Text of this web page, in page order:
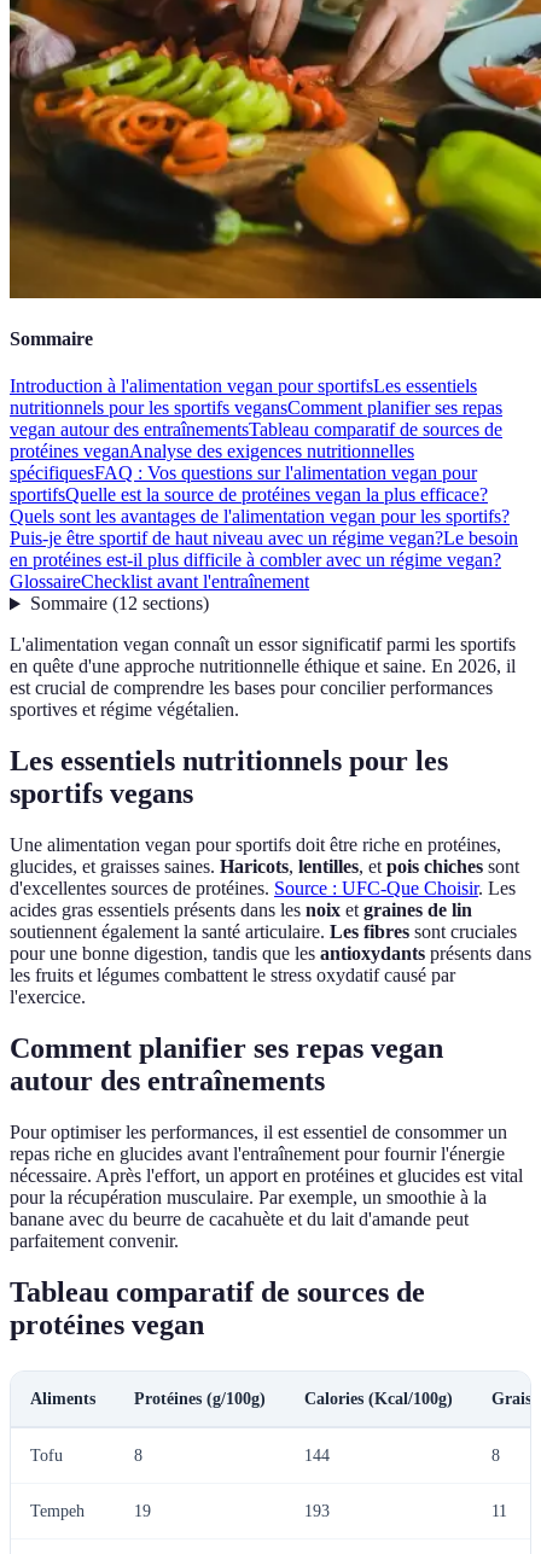
Sommaire
Introduction à l'alimentation vegan pour sportifsLes essentiels
nutritionnels pour les sportifs vegansComment planifier ses repas
vegan autour des entraînementsTableau comparatif de sources de
protéines veganAnalyse des exigences nutritionnelles
spécifiquesFAQ : Vos questions sur l'alimentation vegan pour
sportifsQuelle est la source de protéines vegan la plus efficace?
Quels sont les avantages de l'alimentation vegan pour les sportifs?
Puis-je être sportif de haut niveau avec un régime vegan?Le besoin
en protéines est-il plus difficile à combler avec un régime vegan?
GlossaireChecklist avant l'entraînement
Sommaire(12 sections)
L'alimentation vegan connaît un essor significatif parmi les sportifs
en quête d'une approche nutritionnelle éthique et saine. En 2026, il
est crucial de comprendre les bases pour concilier performances
sportives et régime végétalien.
Les essentiels nutritionnels pour les
sportifs vegans
Une alimentation vegan pour sportifs doit être riche en protéines,
glucides, et graisses saines. Haricots, lentilles, et pois chiches sont
d'excellentes sources de protéines. Source : UFC-Que Choisir. Les
acides gras essentiels présents dans les noix et graines de lin
soutiennent également la santé articulaire. Les fibres sont cruciales
pour une bonne digestion, tandis que les antioxydants présents dans
les fruits et légumes combattent le stress oxydatif causé par
l'exercice.
Comment planifier ses repas vegan
autour des entraînements
Pour optimiser les performances, il est essentiel de consommer un
repas riche en glucides avant l'entraînement pour fournir l'énergie
nécessaire. Après l'effort, un apport en protéines et glucides est vital
pour la récupération musculaire. Par exemple, un smoothie à la
banane avec du beurre de cacahuète et du lait d'amande peut
parfaitement convenir.
Tableau comparatif de sources de
protéines vegan
Aliments Protéines (g/100g) Calories (Kcal/100g)
Tofu 8 144 8
Tempeh 19 193 11